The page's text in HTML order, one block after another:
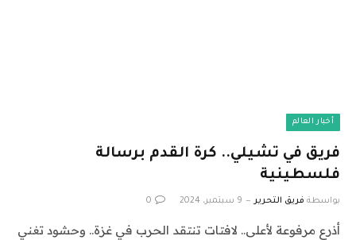
أخبار العالم
فريق في تشيلي.. كرة القدم برسالة
فلسطينية
بواسطة فريق التحرير 9 سبتمبر، 2024 0
أذرع مرفوعة لأعلى.. لافتات تنتقد الحرب في غزة.. وحشود تغني